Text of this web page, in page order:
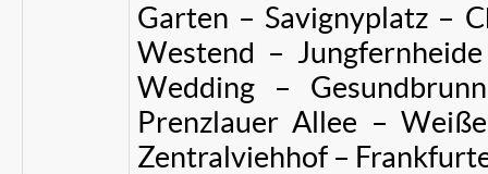
Garten – Savignyplatz –
Westend –
Wedding –
Prenzlauer Allee –
Zentralviehhof –